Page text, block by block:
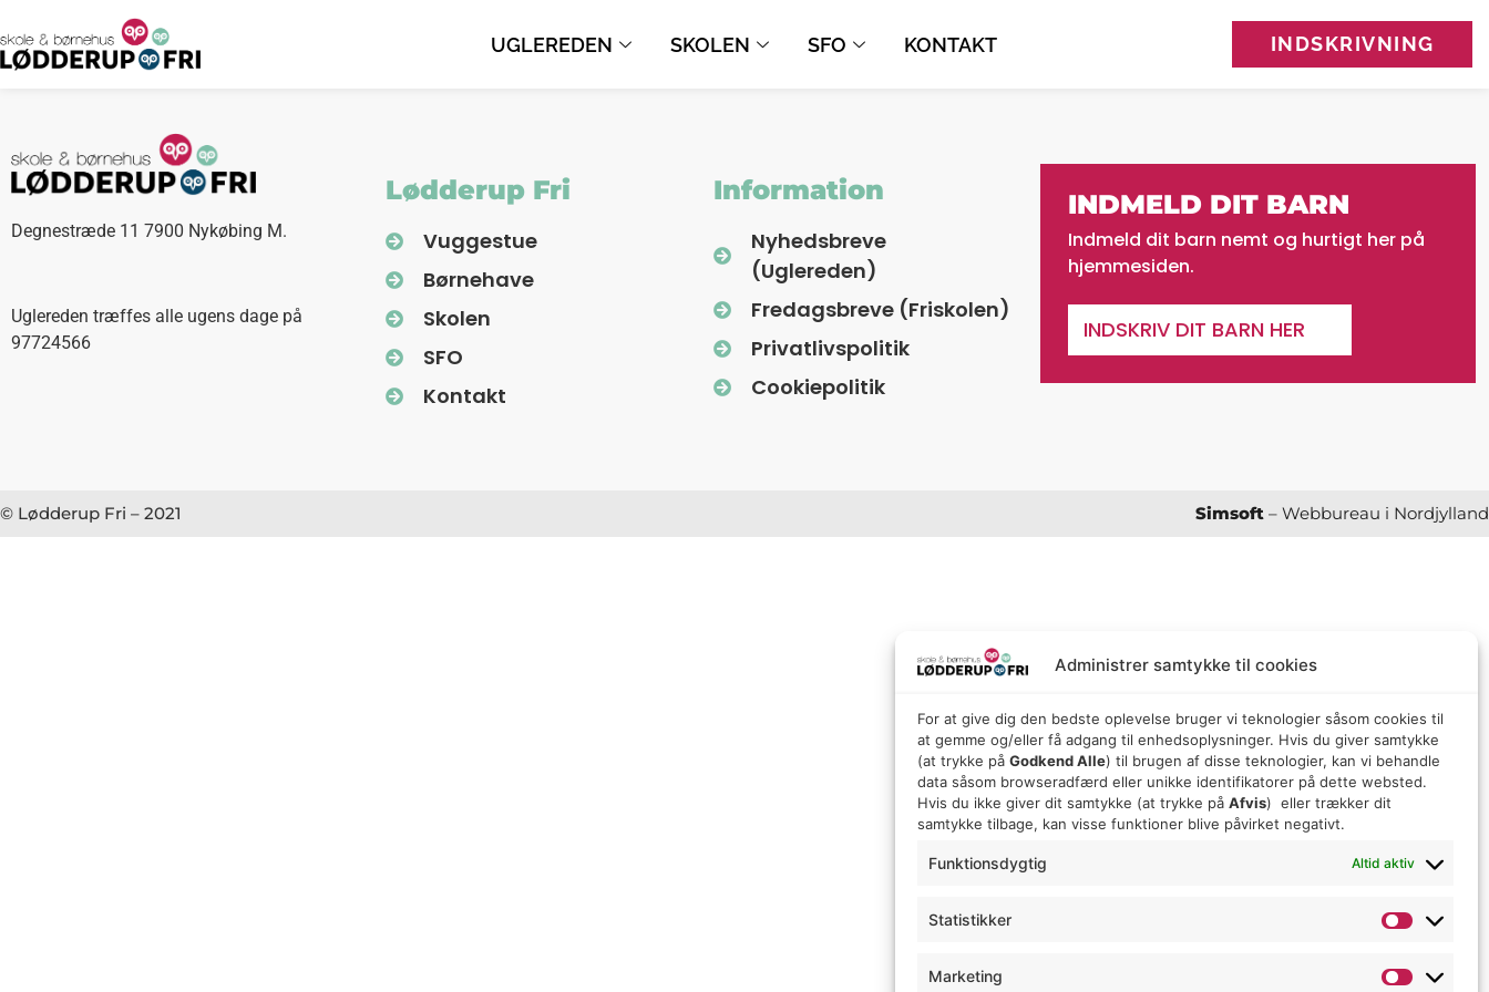
Administrer samtykke til cookies
For at give dig den bedste oplevelse bruger vi teknologier såsom cookies til
at gemme og/eller få adgang til enhedsoplysninger. Hvis du giver samtykke
(at trykke på Godkend Alle) til brugen af ​​disse teknologier, kan vi behandle
data såsom browseradfærd eller unikke identifikatorer på dette websted.
Hvis du ikke giver dit samtykke (at trykke på Afvis) eller trækker dit
samtykke tilbage, kan visse funktioner blive påvirket negativt.
Funktionsdygtig Altid aktiv
Statistikker
Marketing
UGLEREDEN SKOLEN SFO KONTAKT INDSKRIVNING
Degnestræde 11 7900 Nykøbing M.
Uglereden træffes alle ugens dage på
97724566
Lødderup Fri
Vuggestue
Børnehave
Skolen
SFO
Kontakt
Information
Nyhedsbreve
(Uglereden)
Fredagsbreve (Friskolen)
Privatlivspolitik
Cookiepolitik
INDMELD DIT BARN
Indmeld dit barn nemt og hurtigt her på
hjemmesiden.
INDSKRIV DIT BARN HER
© Lødderup Fri – 2021 Simsoft – Webbureau i Nordjylland